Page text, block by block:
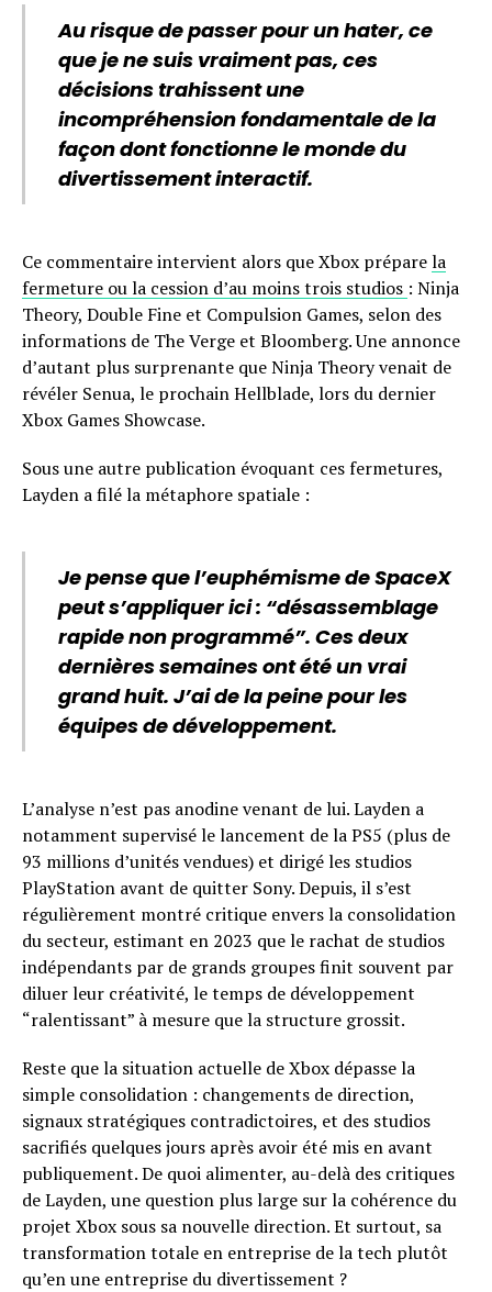
Au risque de passer pour un hater, ce
que je ne suis vraiment pas, ces
décisions trahissent une
incompréhension fondamentale de la
façon dont fonctionne le monde du
divertissement interactif.
Ce commentaire intervient alors que Xbox préparela
fermeture ou la cession d’au moins trois studios : Ninja
Theory, Double Fine et Compulsion Games, selon des
informations de The Verge et Bloomberg. Une annonce
d’autant plus surprenante que Ninja Theory venait de
révéler Senua, le prochain Hellblade, lors du dernier
Xbox Games Showcase.
Sous une autre publication évoquant ces fermetures,
Layden a filé la métaphore spatiale :
Je pense que l’euphémisme de SpaceX
peut s’appliquer ici : “désassemblage
rapide non programmé”. Ces deux
dernières semaines ont été un vrai
grand huit. J’ai de la peine pour les
équipes de développement.
L’analyse n’est pas anodine venant de lui. Layden a
notamment supervisé le lancement de la PS5 (plus de
93 millions d’unités vendues) et dirigé les studios
PlayStation avant de quitter Sony. Depuis, il s’est
régulièrement montré critique envers la consolidation
du secteur, estimant en 2023 que le rachat de studios
indépendants par de grands groupes finit souvent par
diluer leur créativité, le temps de développement
“ralentissant” à mesure que la structure grossit.
Reste que la situation actuelle de Xbox dépasse la
simple consolidation : changements de direction,
signaux stratégiques contradictoires, et des studios
sacrifiés quelques jours après avoir été mis en avant
publiquement. De quoi alimenter, au-delà des critiques
de Layden, une question plus large sur la cohérence du
projet Xbox sous sa nouvelle direction. Et surtout, sa
transformation totale en entreprise de la tech plutôt
qu’en une entreprise du divertissement ?